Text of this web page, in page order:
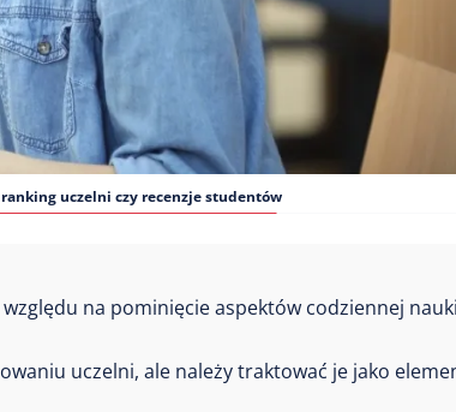
ranking uczelni czy recenzje studentów
na pominięcie aspektów codziennej
uczelni, ale należy traktować je jako